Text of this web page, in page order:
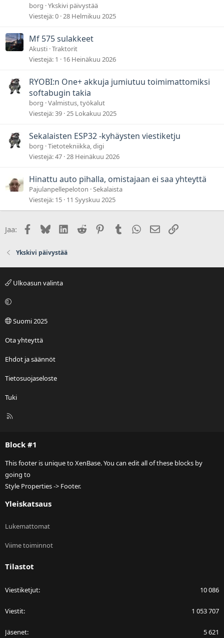
borg Ykskivi päivystää
Viestejä 0 28 Helmikuu 2025
Mf 575 sulakkeet
Akusti Traktorit
Viestejä 1 16 Heinäkuu 2026
RYOBI:n One+ akkuja jumiutuu toimimattomiksi
softabugin takia
borg Valmistus, työkalut
Viestejä 39 25 Lokakuu 2025
Sekalaisten ESP32 -kyhäysten viestiketju
borg Tietotekniikka, digi
Viestejä 47 28 Heinäkuu 2026
Hinattu auto pihalla, omistajaan ei saa yhteyttä
Pajulanpellepeloton
Sekalaista
Viestejä 15 11 Syyskuu 2025
Jaa: Facebook
BlueskyLinkedIn
Reddit PinterestTumblr WhatsApp
Sähköposti
Linkki
Ykskivi päivystää
Ulkoasun valinta
Suomi 2025
Ota yhteyttä
Ehdot ja säännöt
Tietosuojaseloste
Tuki
R
Block #1
This footer is unique to XenBase. You can edit all of these blocks by
going to
Style Properties -> Footer.
Yleiskatsaus
Lukemattomat
Viime toiminnot
Tilastot
Viestiketjut 10 086
Viestit 1 053 707
Jäsenet 5 621